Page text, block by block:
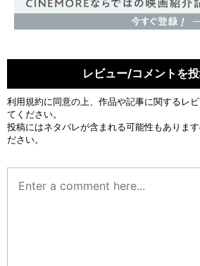
レビュー/コメントを
利用規約に同意の上、作品や記事に関するレ
てください。
投稿にはネタバレが含まれる可能性もありま
ださい。